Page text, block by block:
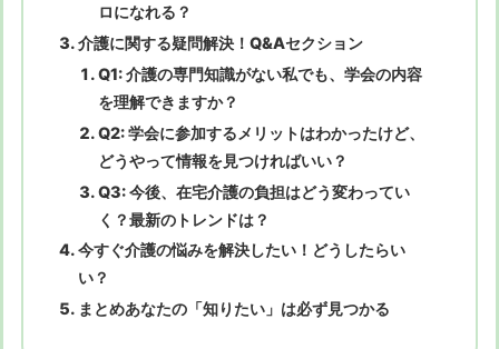
ロになれる？
介護に関する疑問解決！Q&Aセクション
Q1: 介護の専門知識がない私でも、学会の内容
を理解できますか？
Q2: 学会に参加するメリットはわかったけど、
どうやって情報を見つければいい？
Q3: 今後、在宅介護の負担はどう変わってい
く？最新のトレンドは？
今すぐ介護の悩みを解決したい！どうしたらい
い？
まとめあなたの「知りたい」は必ず見つかる